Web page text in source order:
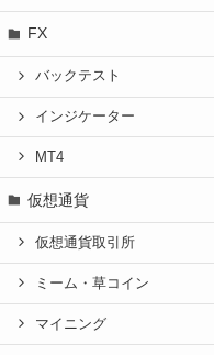
FX
バックテスト
インジケーター
MT4
仮想通貨
仮想通貨取引所
ミーム・草コイン
マイニング